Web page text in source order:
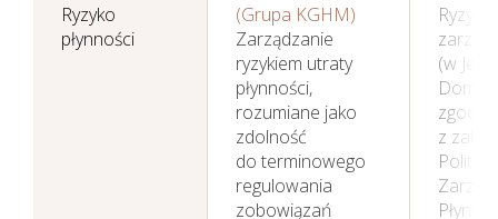
Ryzyko
płynności
(Grupa KGHM)
Zarządzanie
ryzykiem utraty
płynności,
rozumiane jako
zdolność
do terminowego
regulowania
zobowiązań
(w
z
Polityką